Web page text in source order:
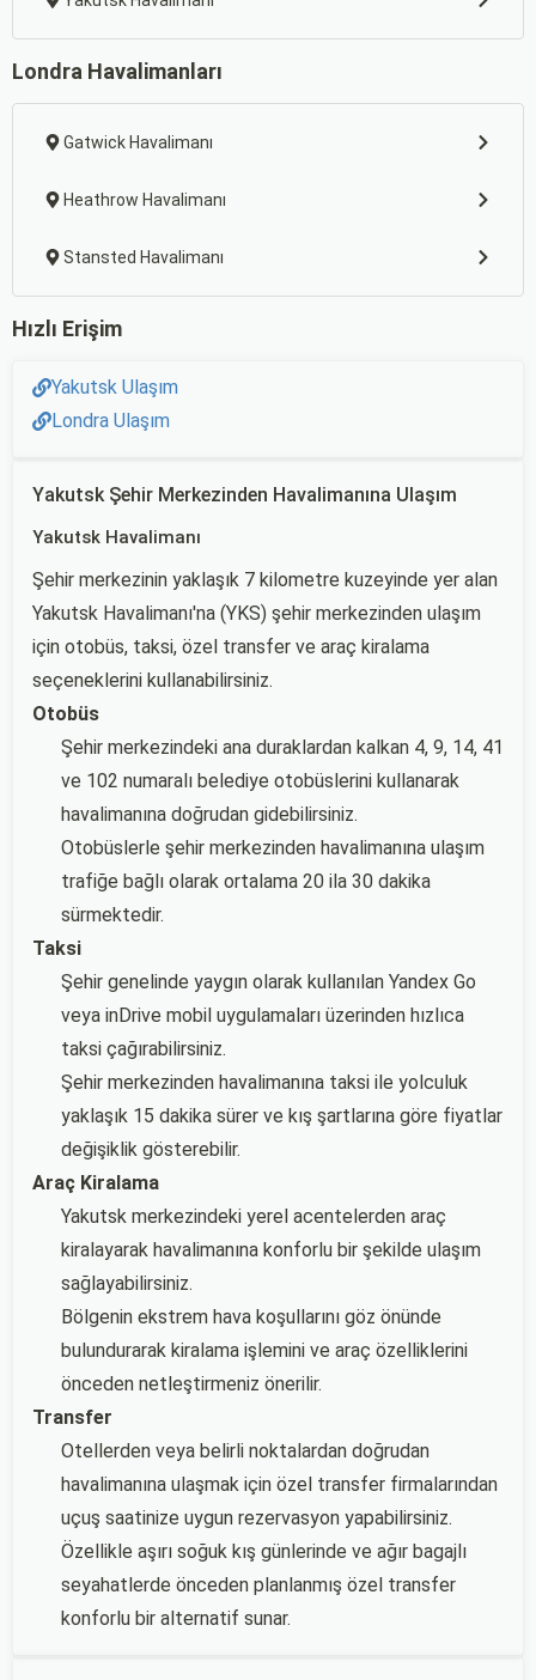
Londra Havalimanları
Gatwick Havalimanı
Heathrow Havalimanı
Stansted Havalimanı
Hızlı Erişim
Yakutsk Ulaşım
Londra Ulaşım
Yakutsk Şehir Merkezinden Havalimanına Ulaşım
Yakutsk Havalimanı
Şehir merkezinin yaklaşık 7 kilometre kuzeyinde yer alan
Yakutsk Havalimanı'na (YKS) şehir merkezinden ulaşım
için otobüs, taksi, özel transfer ve araç kiralama
seçeneklerini kullanabilirsiniz.
Otobüs
Şehir merkezindeki ana duraklardan kalkan 4, 9, 14, 41
ve 102 numaralı belediye otobüslerini kullanarak
havalimanına doğrudan gidebilirsiniz.
Otobüslerle şehir merkezinden havalimanına ulaşım
trafiğe bağlı olarak ortalama 20 ila 30 dakika
sürmektedir.
Taksi
Şehir genelinde yaygın olarak kullanılan Yandex Go
veya inDrive mobil uygulamaları üzerinden hızlıca
taksi çağırabilirsiniz.
Şehir merkezinden havalimanına taksi ile yolculuk
yaklaşık 15 dakika sürer ve kış şartlarına göre fiyatlar
değişiklik gösterebilir.
Araç Kiralama
Yakutsk merkezindeki yerel acentelerden araç
kiralayarak havalimanına konforlu bir şekilde ulaşım
sağlayabilirsiniz.
Bölgenin ekstrem hava koşullarını göz önünde
bulundurarak kiralama işlemini ve araç özelliklerini
önceden netleştirmeniz önerilir.
Transfer
Otellerden veya belirli noktalardan doğrudan
havalimanına ulaşmak için özel transfer firmalarından
uçuş saatinize uygun rezervasyon yapabilirsiniz.
Özellikle aşırı soğuk kış günlerinde ve ağır bagajlı
seyahatlerde önceden planlanmış özel transfer
konforlu bir alternatif sunar.